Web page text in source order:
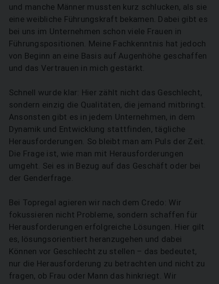
und manche Männer mussten kurz schlucken, als sie
eine weibliche Führungskraft bekamen. Dabei gibt es
bei uns im Unternehmen schon viele Frauen in
Führungspositionen. Meine Fachkenntnis hat jedoch
von Beginn an eine Basis auf Augenhöhe geschaffen
und das Vertrauen in mich gestärkt.
Schnell wurde klar: Hier zählt nicht das Geschlecht,
sondern einzig die Qualitäten, die jemand mitbringt.
Ansonsten gibt es in jedem Unternehmen, in dem
Dynamik und Entwicklung stattfinden, tägliche
Herausforderungen. So bleibt man am Puls der Zeit.
Die Frage ist, wie man mit Herausforderungen
umgeht. Sei es in Bezug auf das Geschäft oder bei
der Genderfrage.
Bei Topregal agieren wir nach dem Credo: Wir
fokussieren nicht Probleme, sondern schaffen für
Herausforderungen erfolgreiche Lösungen. Hier gilt
es, lösungsorientiert heranzugehen und dabei
Können vor Geschlecht zu stellen – das bedeutet,
nur die Herausforderung zu betrachten und nicht zu
fragen, ob Frau oder Mann das hinkriegt. Wir